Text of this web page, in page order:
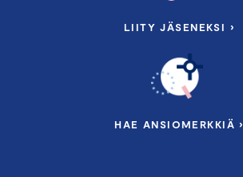
LIITY JÄSENEKSI ›
HAE ANSIOMERKKIÄ ›